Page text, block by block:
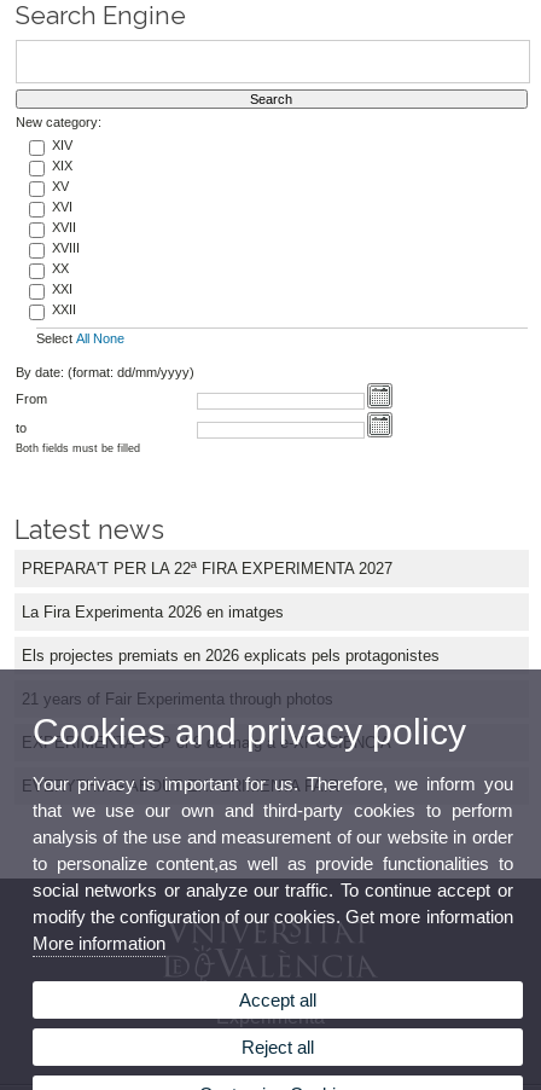
Search Engine
New category:
XIV
XIX
XV
XVI
XVII
XVIII
XX
XXI
XXII
Select All None
By date: (format: dd/mm/yyyy)
From
to
Both fields must be filled
Latest news
PREPARA'T PER LA 22ª FIRA EXPERIMENTA 2027
La Fira Experimenta 2026 en imatges
Els projectes premiats en 2026 explicats pels protagonistes
21 years of Fair Experimenta through photos
EXPERIMENTA TOP el 9 de maig a e-XPOCIÈNCIA
EVERYTHING ABOUT EXPERIMENTA FAIR
Experimenta
Cookies and privacy policy
Your privacy is important for us. Therefore, we inform you
that we use our own and third-party cookies to perform
analysis of the use and measurement of our website in order
to personalize content,as well as provide functionalities to
social networks or analyze our traffic. To continue accept or
modify the configuration of our cookies. Get more information
More information
Accept all
Reject all